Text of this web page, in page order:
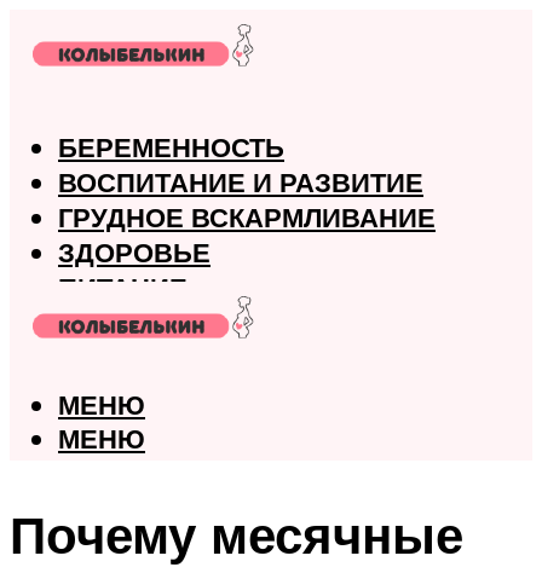
БЕРЕМЕННОСТЬ
ВОСПИТАНИЕ И РАЗВИТИЕ
ГРУДНОЕ ВСКАРМЛИВАНИЕ
ЗДОРОВЬЕ
ПИТАНИЕ
РОДЫ
МЕНЮ
МЕНЮ
Почему месячные